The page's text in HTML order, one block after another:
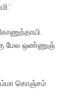
மேல ஒண்ணுஞ்
கொஞ்சம்